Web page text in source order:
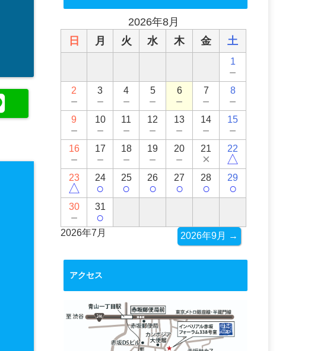
2026年8月
日
月 火 水 木 金 土
1
－
2
－
3
－
4
－
5
－
6
－
7
－
8
－
9
－
10
－
11
－
12
－
13
－
14
－
15
－
16
－
17
－
18
－
19
－
20
－
21
×
22
△
23
△
24
○
25
○
26
○
27
○
28
○
29
○
30
－
31
○
2026年7月 2026年9月 →
アクセス